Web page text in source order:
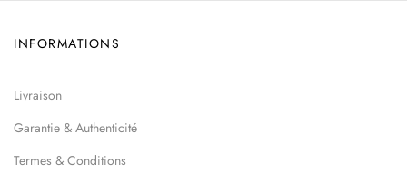
INFORMATIONS
Livraison
Garantie & Authenticité
Termes & Conditions